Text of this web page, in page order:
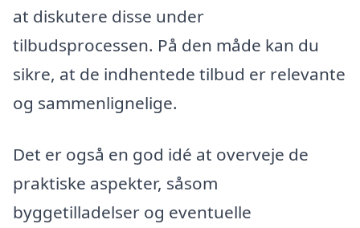
at diskutere disse under
tilbudsprocessen. På den måde kan du
sikre, at de indhentede tilbud er relevante
og sammenlignelige.
Det er også en god idé at overveje de
praktiske aspekter, såsom
byggetilladelser og eventuelle